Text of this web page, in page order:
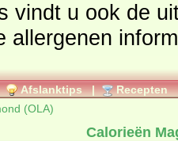
allergenen
Afslanktips | Recepten
(OLA)
Calorieën